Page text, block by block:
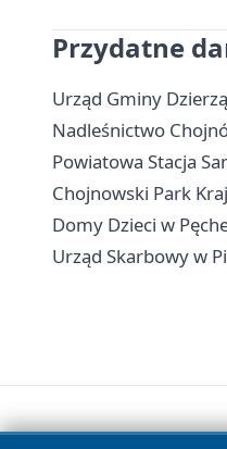
Przydatne
Urząd Gminy
Nadleśnictwo
Powiatowa Stacja
Chojnowski Park
Domy Dzieci w
Urząd Skarbowy w